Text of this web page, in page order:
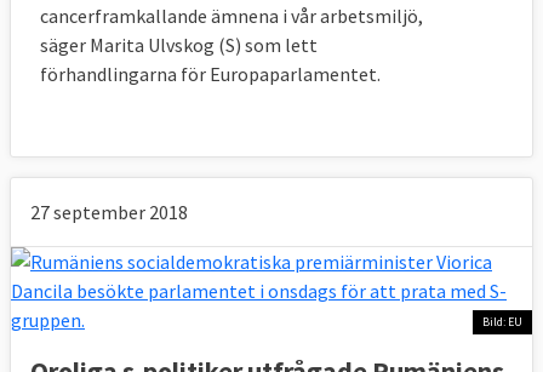
cancerframkallande ämnena i vår arbetsmiljö,
säger Marita Ulvskog (S) som lett
förhandlingarna för Europaparlamentet.
27 september 2018
Bild: EU